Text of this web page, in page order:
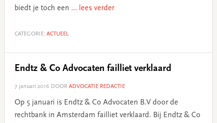
biedt je toch een ... lees verder
CATEGORIE: ACTUEEL
Endtz & Co Advocaten failliet verklaard
7 januari 2016 DOOR ADVOCATIE REDACTIE
Op 5 januari is Endtz & Co Advocaten B.V door de
rechtbank in Amsterdam failliet verklaard. Bij Endtz & Co